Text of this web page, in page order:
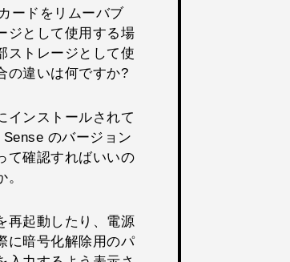
ードをリムーバブ
ジとして使用する場
ストレージとして使
の違いは何ですか?
インストールされて
のバージョン
て確認すればいいの
再起動したり、電源
に暗号化解除用のパ